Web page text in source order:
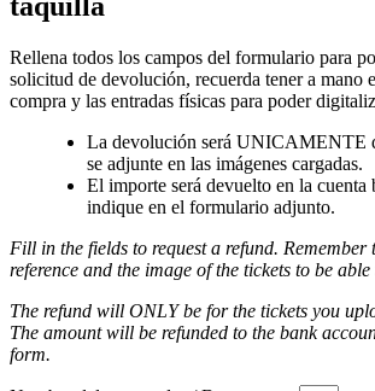
Rellena todos los campos del formulario para
solicitud de devolución, recuerda tener a mano
compra y las entradas físicas para poder
La devolución será UNICAMENTE
se adjunte en las imágenes cargadas.
El importe será devuelto en la cuenta
indique en el formulario adjunto.
Fill in the fields to request a refund. Remember
reference and the image of the tickets to be able
The refund will ONLY be for the tickets you
The amount will be refunded to the bank
form.